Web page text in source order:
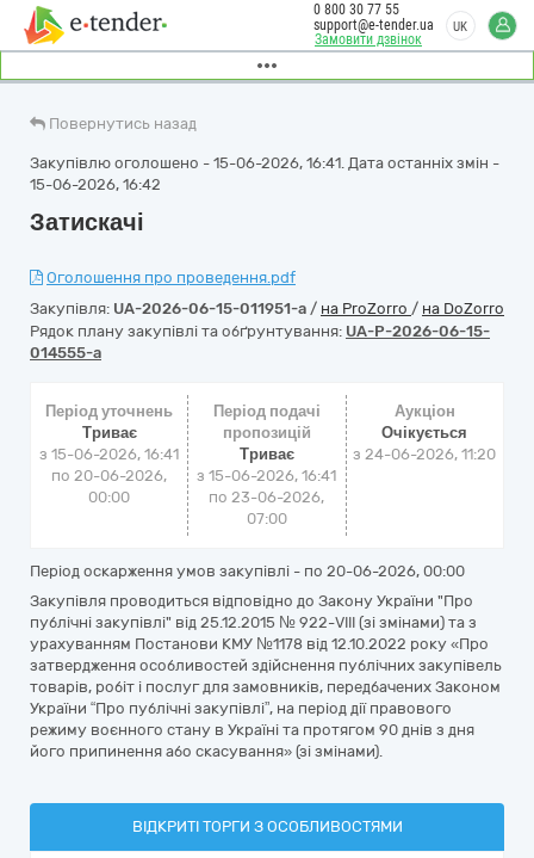
Замовити дзвінок
0 800 30 77 55
support@e-tender.ua
UK
Повернутись назад
Закупівлю оголошено - 15-06-2026, 16:41. Дата останніх змін -
15-06-2026, 16:42
Затискачі
Оголошення про проведення.pdf
Закупівля: UA-2026-06-15-011951-a / на ProZorro / на DoZorro
Рядок плану закупівлі та обґрунтування: UA-P-2026-06-15-
014555-a
Період уточнень
Триває
з 15-06-2026, 16:41
по 20-06-2026,
00:00
Період подачі
пропозицій
Триває
з 15-06-2026, 16:41
по 23-06-2026,
07:00
Аукціон
Очікується
з24-06-2026, 11:20
Період оскарження умов закупівлі - по 20-06-2026, 00:00
Закупівля проводиться відповідно до Закону України "Про
публічні закупівлі" від 25.12.2015 № 922-VIII (зі змінами) та з
урахуванням Постанови КМУ №1178 від 12.10.2022 року «Про
затвердження особливостей здійснення публічних закупівель
товарів, робіт і послуг для замовників, передбачених Законом
України “Про публічні закупівлі”, на період дії правового
режиму воєнного стану в Україні та протягом 90 днів з дня
його припинення або скасування» (зі змінами).
ВІДКРИТІ ТОРГИ З ОСОБЛИВОСТЯМИ